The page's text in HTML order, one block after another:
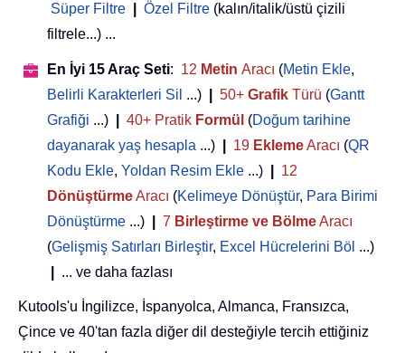
Süper Filtre
Özel Filtre (kalın/italik/üstü çizili
filtrele...) ...
En İyi 15 Araç Seti: 12 Metin Aracı (Metin Ekle,
Belirli Karakterleri Sil ...) 50+ Grafik Türü (Gantt
Grafiği ...) 40+ Pratik Formül (Doğum tarihine
dayanarak yaş hesapla ...) 19 EklemeAracı (QR
Kodu Ekle, Yoldan Resim Ekle ...)
12
DönüştürmeAracı (Kelimeye Dönüştür, Para Birimi
Dönüştürme ...) 7 Birleştirme ve BölmeAracı
(Gelişmiş Satırları Birleştir, Excel Hücrelerini Böl ...)
... ve daha fazlası
Kutools'u İngilizce, İspanyolca, Almanca, Fransızca,
Çince ve 40'tan fazla diğer dil desteğiyle tercih ettiğiniz